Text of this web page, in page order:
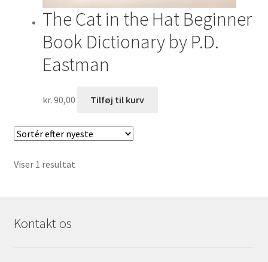
The Cat in the Hat Beginner
Book Dictionary by P.D.
Eastman
kr. 90,00 Tilføj til kurv
Viser 1 resultat
Kontakt os